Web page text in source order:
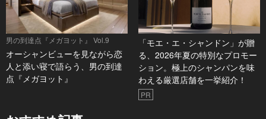
男の到達点『メガヨット』 Vol.9
オーシャンビューを見ながら恋
人と添い寝で語らう、男の到達
点『メガヨット』
「モエ・エ・シャンドン」が贈
る、2026年夏の特別なプロモー
ション。極上のシャンパンを味
わえる厳選店舗を一挙紹介！
PR